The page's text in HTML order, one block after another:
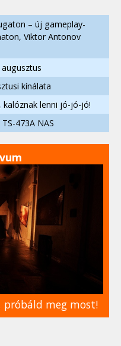
– új gameplay-
Viktor Antonov
kínálata
kalóznak lenni jó-jó-jó!
473A NAS
meg most!